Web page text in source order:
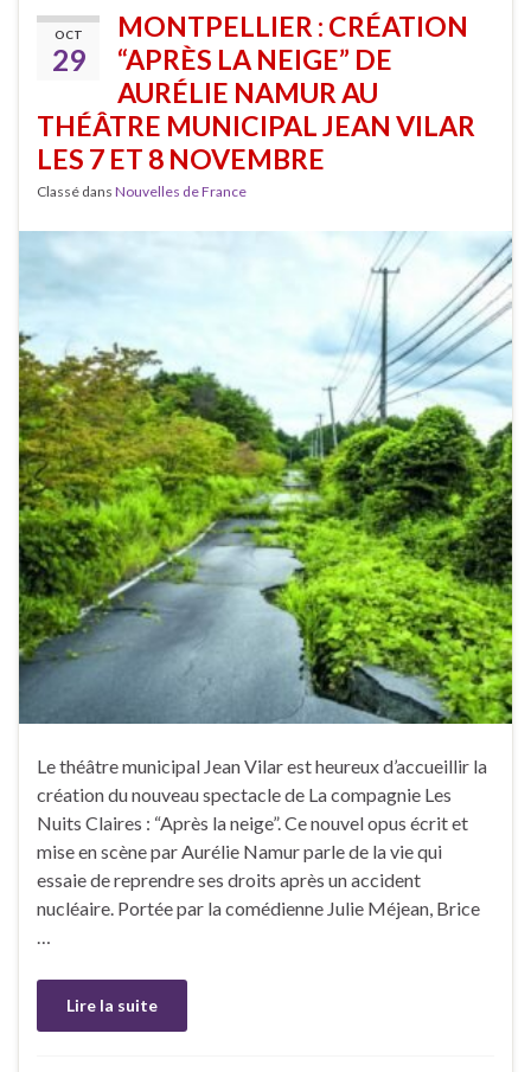
OCT
29
MONTPELLIER : CRÉATION
“APRÈS LA NEIGE” DE
AURÉLIE NAMUR AU
THÉÂTRE MUNICIPAL JEAN VILAR
LES 7 ET 8 NOVEMBRE
Classé dans Nouvelles de France
Le théâtre municipal Jean Vilar est heureux d’accueillir la
création du nouveau spectacle de La compagnie Les
Nuits Claires : “Après la neige”. Ce nouvel opus écrit et
mise en scène par Aurélie Namur parle de la vie qui
essaie de reprendre ses droits après un accident
nucléaire. Portée par la comédienne Julie Méjean, Brice
…
Lire la suite